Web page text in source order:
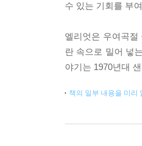
수 있는 기회를 부
엘리엇은 우여곡
란 속으로 밀어 넣
야기는 1970년대
책의 일부 내용을 미리